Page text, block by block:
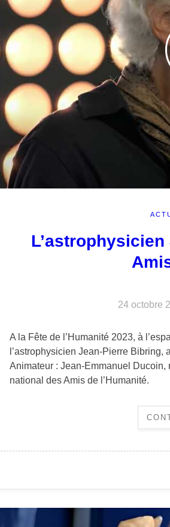
24 octobre
A la Fête de l’Humanité 2023, à
l’astrophysicien Jean-Pierre
Animateur : Jean-Emmanuel Ducoin,
national des Amis de l’Humanité.